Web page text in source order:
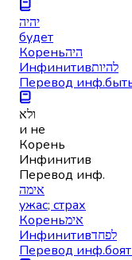
יהיה
будет
Кореньהיה
Инфинитивלהיות
Перевод инф.
ולא
и не
Корень
Инфинитив
Перевод инф.
אימה
ужас; страх
Кореньאימ
Инфинитивלפחד
Перевод инф.